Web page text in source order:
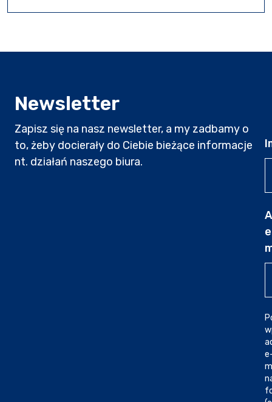
Newsletter
Zapisz się na nasz newsletter, a my zadbamy o
to, żeby docierały do Ciebie bieżące informacje
nt. działań naszego biura.